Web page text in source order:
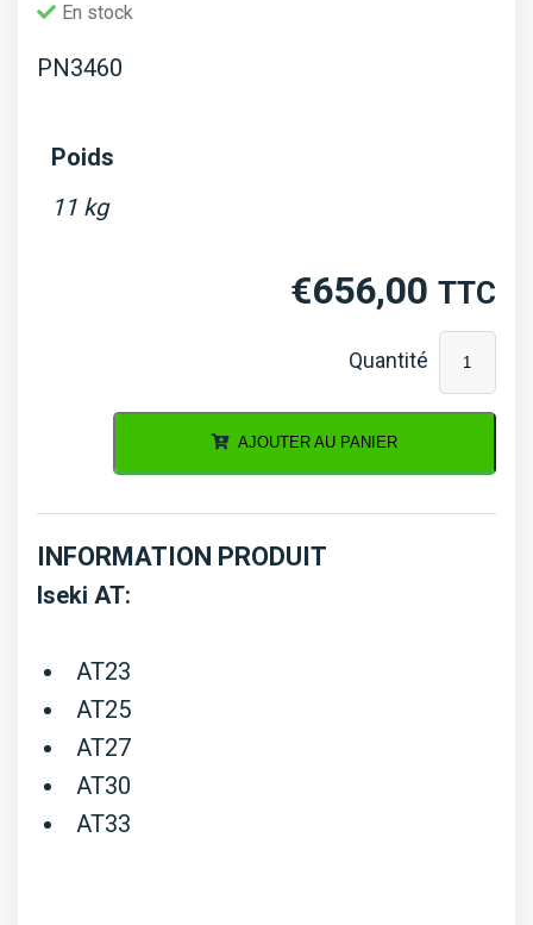
En stock
PN3460
Poids
11 kg
€656,00 TTC
de
Culasse
AJOUTER AU PANIER
INFORMATION PRODUIT
Iseki AT:
AT23
AT25
AT27
AT30
AT33